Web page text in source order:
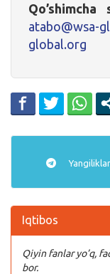
atabo@wsa-
global.org
Iqtibos
Qiyin fanlar yo’q,
bor.